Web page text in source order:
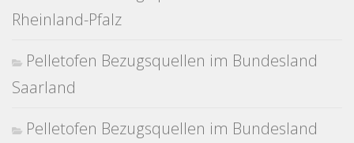
Rheinland-Pfalz
Pelletofen Bezugsquellen im Bundesland
Saarland
Pelletofen Bezugsquellen im Bundesland